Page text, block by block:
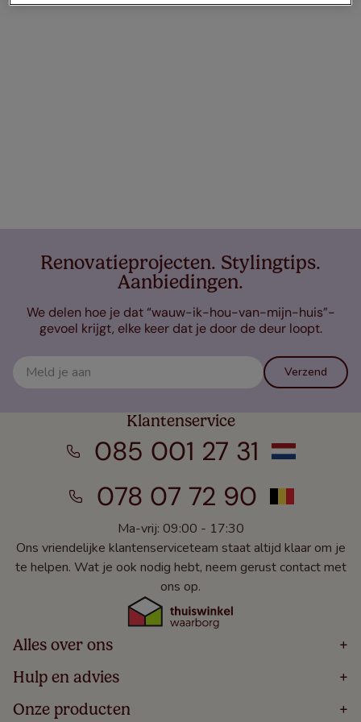
Renovatieprojecten. Stylingtips.
Aanbiedingen.
We delen hoe je dat “wauw-ik-hou-van-mijn-huis”-
gevoel krijgt, elke keer dat je door de deur loopt.
Verzend
Klantenservice
085 001 27 31
078 07 72 90
Ma-vrij: 09:00 - 17:30
Ons vriendelijke klantenserviceteam staat altijd klaar om je
te helpen. Wat je ook nodig hebt, neem gerust contact met
ons op.
Alles over ons +
Home
Over
Bestellen
Hulp en advies +
Volg Je Bestelling
Onze producten +